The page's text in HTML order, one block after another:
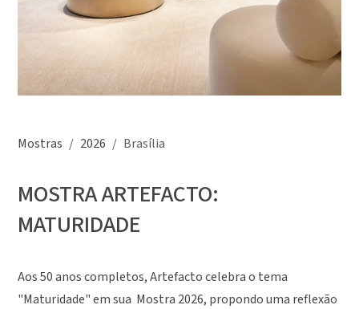
Mostras 2026 Brasília
MOSTRA ARTEFACTO:
MATURIDADE
Aos 50 anos completos, Artefacto celebra o tema
"Maturidade" em sua Mostra 2026, propondo uma reflexão